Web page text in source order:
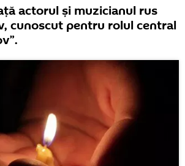
actorul și muzicianul rus
cunoscut pentru rolul central